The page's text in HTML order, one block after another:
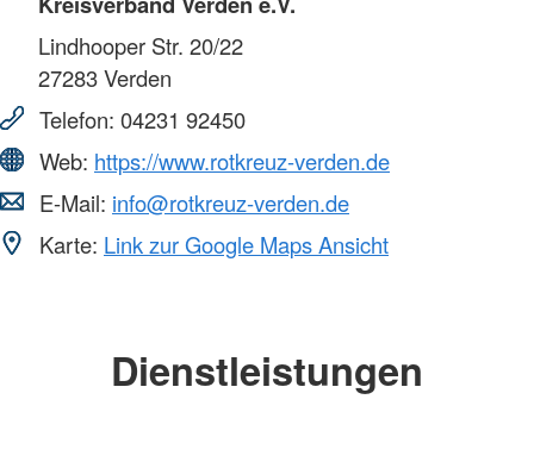
Lindhooper Str. 20/22
27283Verden
Telefon: 04231 92450
Web: https://www.rotkreuz-verden.de
E-Mail: info@rotkreuz-verden.de
Karte: Link zur Google Maps Ansicht
Dienstleistungen